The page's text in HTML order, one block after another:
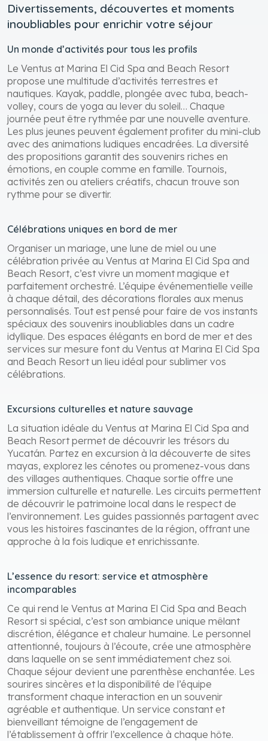
Divertissements, découvertes et moments
inoubliables pour enrichir votre séjour
Un monde d’activités pour tous les profils
Le Ventus at Marina El Cid Spa and Beach Resort
propose une multitude d’activités terrestres et
nautiques. Kayak, paddle, plongée avec tuba, beach-
volley, cours de yoga au lever du soleil… Chaque
journée peut être rythmée par une nouvelle aventure.
Les plus jeunes peuvent également profiter du mini-club
avec des animations ludiques encadrées. La diversité
des propositions garantit des souvenirs riches en
émotions, en couple comme en famille. Tournois,
activités zen ou ateliers créatifs, chacun trouve son
rythme pour se divertir.
Célébrations uniques en bord de mer
Organiser un mariage, une lune de miel ou une
célébration privée au Ventus at Marina El Cid Spa and
Beach Resort, c’est vivre un moment magique et
parfaitement orchestré. L’équipe événementielle veille
à chaque détail, des décorations florales aux menus
personnalisés. Tout est pensé pour faire de vos instants
spéciaux des souvenirs inoubliables dans un cadre
idyllique. Des espaces élégants en bord de mer et des
services sur mesure font du Ventus at Marina El Cid Spa
and Beach Resort un lieu idéal pour sublimer vos
célébrations.
Excursions culturelles et nature sauvage
La situation idéale du Ventus at Marina El Cid Spa and
Beach Resort permet de découvrir les trésors du
Yucatán. Partez en excursion à la découverte de sites
mayas, explorez les cénotes ou promenez-vous dans
des villages authentiques. Chaque sortie offre une
immersion culturelle et naturelle. Les circuits permettent
de découvrir le patrimoine local dans le respect de
l’environnement. Les guides passionnés partagent avec
vous les histoires fascinantes de la région, offrant une
approche à la fois ludique et enrichissante.
L’essence du resort: service et atmosphère
incomparables
Ce qui rend le Ventus at Marina El Cid Spa and Beach
Resort si spécial, c’est son ambiance unique mêlant
discrétion, élégance et chaleur humaine. Le personnel
attentionné, toujours à l’écoute, crée une atmosphère
dans laquelle on se sent immédiatement chez soi.
Chaque séjour devient une parenthèse enchantée. Les
sourires sincères et la disponibilité de l’équipe
transforment chaque interaction en un souvenir
agréable et authentique. Un service constant et
bienveillant témoigne de l’engagement de
l’établissement à offrir l’excellence à chaque hôte.